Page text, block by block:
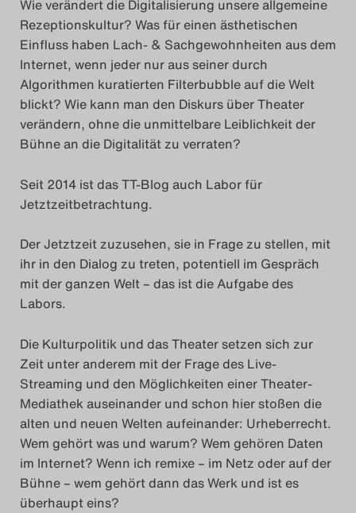
Wie verändert die Digitalisierung unsere allgemeine
Rezeptionskultur? Was für einen ästhetischen
Einfluss haben Lach- & Sachgewohnheiten aus dem
Internet, wenn jeder nur aus seiner durch
Algorithmen kuratierten Filterbubble auf die Welt
blickt? Wie kann man den Diskurs über Theater
verändern, ohne die unmittelbare Leiblichkeit der
Bühne an die Digitalität zu verraten?
Seit 2014 ist das TT-Blog auch Labor für
Jetztzeitbetrachtung.
Der Jetztzeit zuzusehen, sie in Frage zu stellen, mit
ihr in den Dialog zu treten, potentiell im Gespräch
mit der ganzen Welt – das ist die Aufgabe des
Labors.
Die Kulturpolitik und das Theater setzen sich zur
Zeit unter anderem mit der Frage des Live-
Streaming und den Möglichkeiten einer Theater-
Mediathek auseinander und schon hier stoßen die
alten und neuen Welten aufeinander: Urheberrecht.
Wem gehört was und warum? Wem gehören Daten
im Internet? Wenn ich remixe – im Netz oder auf der
Bühne – wem gehört dann das Werk und ist es
überhaupt eins?